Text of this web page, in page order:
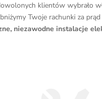
klientów wybrało
Twoje rachunki za
niezawodne instalacje